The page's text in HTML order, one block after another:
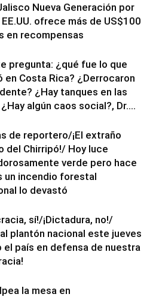
Nueva Generación por
ofrece más de US$100
en recompensas
pregunta: ¿qué fue lo que
en Costa Rica? ¿Derrocaron
¿Hay tanques en las
algún caos social?, Dr....
de reportero/¡El extraño
del Chirripó!/ Hoy luce
verde pero hace
un incendio forestal
lo devastó
sí!/¡Dictadura, no!/
al plantón nacional este jueves
el país en defensa de nuestra
la mesa en